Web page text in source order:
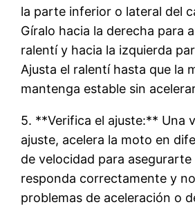
la parte inferior o lateral del
Gíralo hacia la derecha para
ralentí y hacia la izquierda
Ajusta el ralentí hasta que la
mantenga estable sin
5. **Verifica el ajuste:** Una
ajuste, acelera la moto en
de velocidad para
responda correctamente y
problemas de aceleración o